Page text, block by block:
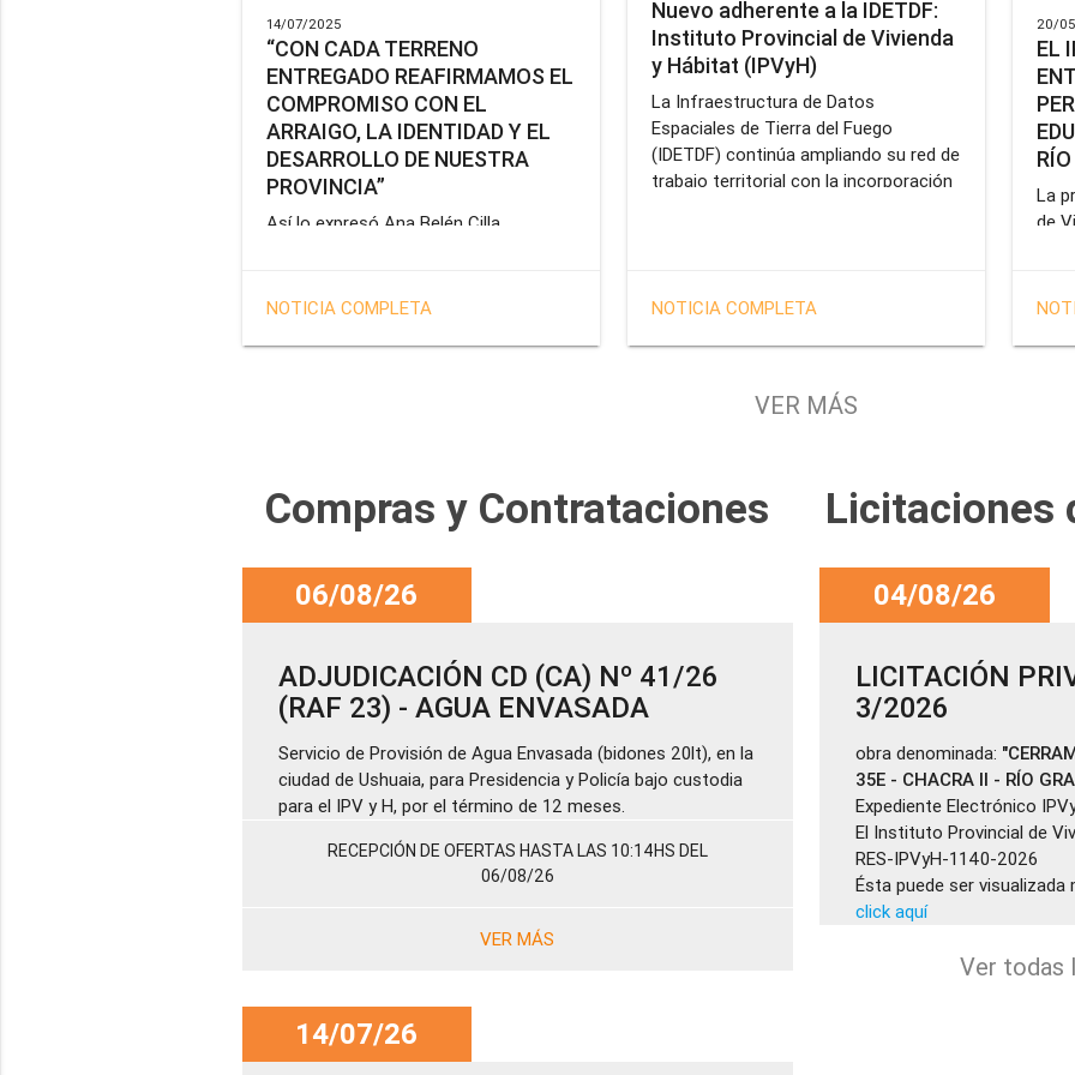
14/07/2025
“CON CADA TERRENO
ENTREGADO REAFIRMAMOS EL
COMPROMISO CON EL
ARRAIGO, LA IDENTIDAD Y EL
DESARROLLO DE NUESTRA
PROVINCIA”
Así lo expresó Ana Belén Cilla,
balance del trabajo del organismo en el
adjudicación de lotes a personal
NOTICIA COMPLETA
Nuevo adherente a la IDETDF:
Instituto Provincial de Vivienda
y Hábitat (IPVyH)
La Infraestructura de Datos
Espaciales de Tierra del Fuego
(IDETDF) continúa ampliando su red de
trabajo territorial con la incorporación
NOTICIA COMPLETA
20/
EL
La
de
VER MÁS
Compras y Contrataciones
06/08/26
ADJUDICACIÓN CD (CA) Nº 41/26
(RAF 23) - AGUA ENVASADA
Servicio de Provisión de Agua Envasada (bidones 20lt), en la
ciudad de Ushuaia, para Presidencia y Policía bajo custodia
para el IPV y H, por el término de 12 meses.
RECEPCIÓN DE OFERTAS HASTA LAS 10:14HS DEL
06/08/26
VER MÁS
14/07/26
Licitaciones
04/08/26
LICITACIÓN
3/2026
obra denominada:
35E - CHACRA II - RÍO
Expediente Electrónico
El Instituto Provincial de
RES-IPVyH-1140-2026
Ésta puede ser visualizada
click aquí
Ver todas